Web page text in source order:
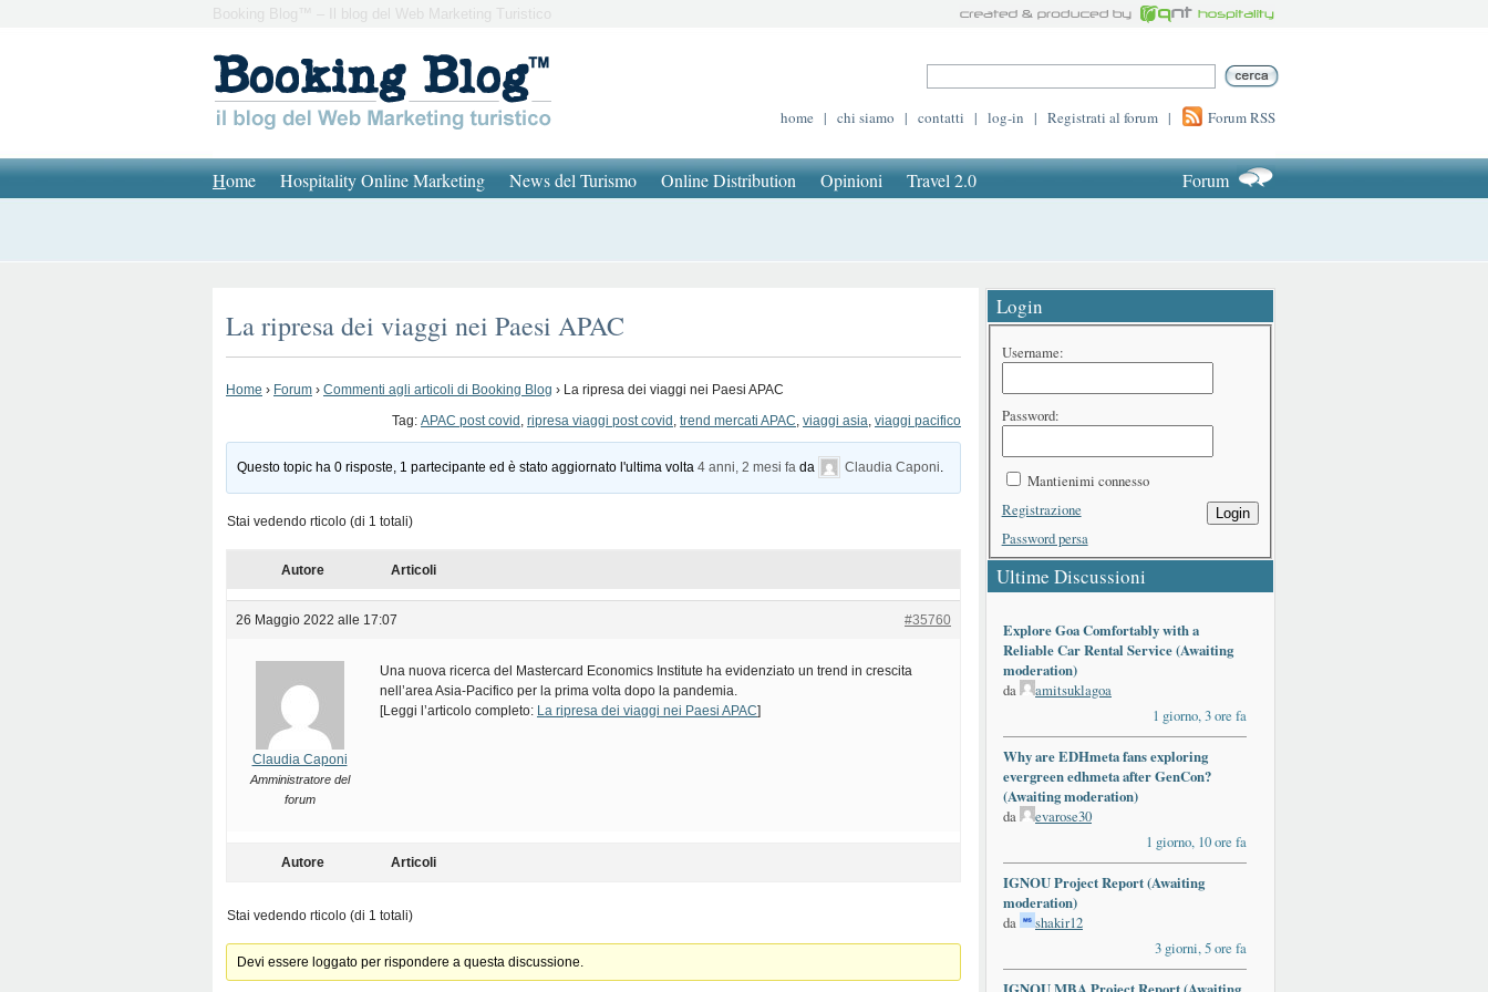
Booking Blog™ – Il blog del Web Marketing Turistico
home | chi siamo | contatti | log-in | Registrati al forum | Forum RSS
Home Hospitality Online Marketing News del Turismo Online Distribution Opinioni Travel 2.0 Forum
La ripresa dei viaggi nei Paesi APAC
Home › Forum › Commenti agli articoli di Booking Blog › La ripresa dei viaggi nei Paesi APAC
Tag: APAC post covid , ripresa viaggi post covid , trend mercati APAC, viaggi asia, viaggi pacifico
Questo topic ha 0 risposte, 1 partecipante ed è stato aggiornato l'ultima volta4 anni, 2 mesi fa da Claudia Caponi
Stai vedendo rticolo (di 1 totali)
Autore Articoli
26 Maggio 2022 alle 17:07 #35760
Claudia Caponi
Amministratore del
forum
Una nuova ricerca del Mastercard Economics Institute ha evidenziato un trend in crescita
nell’area Asia-Pacifico per la prima volta dopo la pandemia.
[Leggi l’articolo completo: La ripresa dei viaggi nei Paesi APAC]
Autore Articoli
Stai vedendo rticolo (di 1 totali)
Devi essere loggato per rispondere a questa discussione.
Login
Username:
Password:
Mantienimi connesso
Login
Registrazione
Password persa
Ultime Discussioni
Explore Goa Comfortably with a
Reliable Car Rental Service (Awaiting
moderation)
da
amitsuklagoa
1 giorno, 3 ore fa
Why are EDHmeta fans exploring
evergreen edhmeta after GenCon?
(Awaiting moderation)
da
evarose30
1 giorno, 10 ore fa
IGNOU Project Report (Awaiting
moderation)
da
shakir12
3 giorni, 5 ore fa